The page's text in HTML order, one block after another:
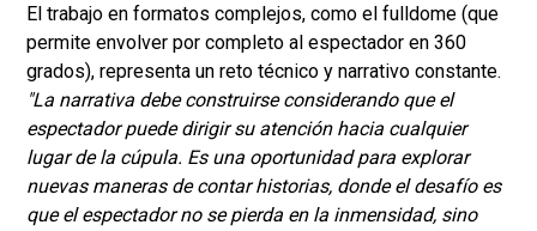
El trabajo en formatos complejos, como el fulldome (que
permite envolver por completo al espectador en 360
grados), representa un reto técnico y narrativo constante.
"La narrativa debe construirse considerando que el
espectador puede dirigir su atención hacia cualquier
lugar de la cúpula. Es una oportunidad para explorar
nuevas maneras de contar historias, donde el desafío es
que el espectador no se pierda en la inmensidad, sino